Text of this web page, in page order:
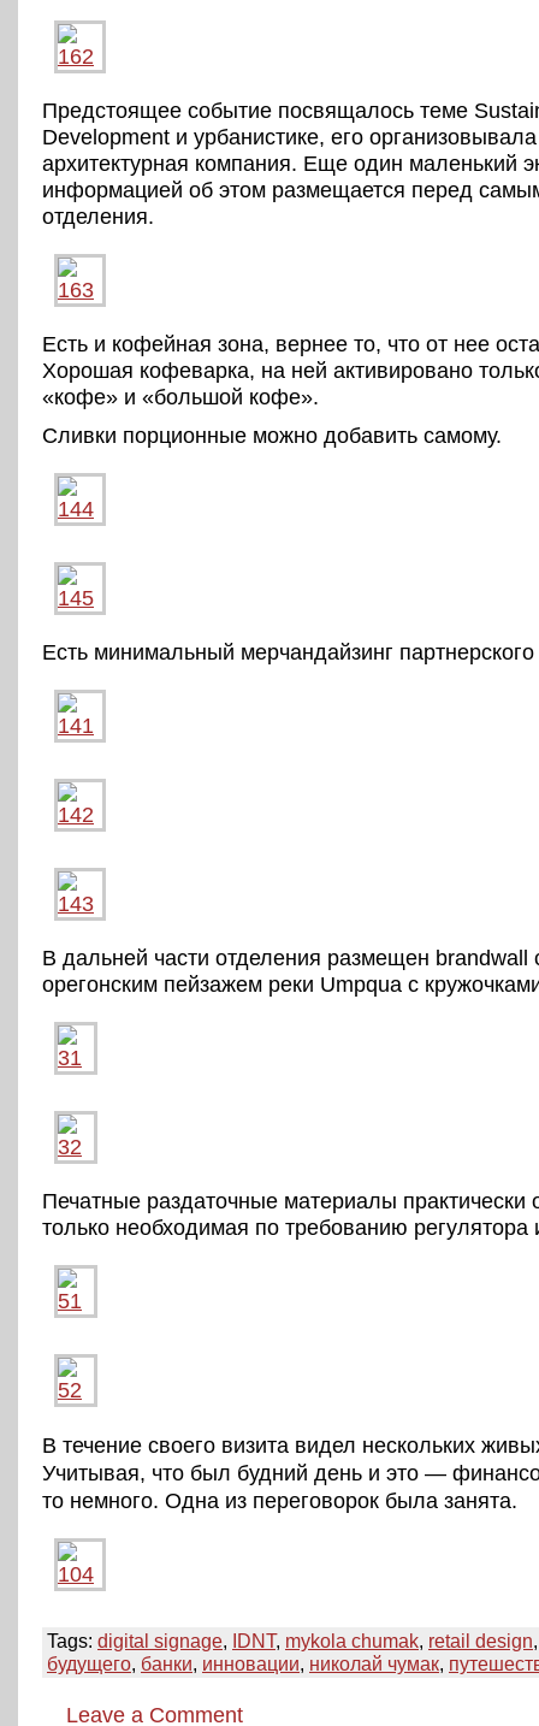
Предстоящее событие посвящалось теме
Development и урбанистике, его организовывала
архитектурная компания. Еще один маленький
информацией об этом размещается перед
отделения.
Есть и кофейная зона, вернее то, что от нее
Хорошая кофеварка, на ней активировано
«кофе» и «большой кофе».
Сливки порционные можно добавить самому.
Есть минимальный мерчандайзинг
В дальней части отделения размещен
орегонским пейзажем реки Umpqua с
Печатные раздаточные материалы практически
только необходимая по требованию
В течение своего визита видел нескольких
Учитывая, что был будний день и это —
то немного. Одна из переговорок была занята.
Tags: digital signage, IDNT, mykola chumak, retail design
будущего, банки, инновации, николай чумак,
Leave a Comment